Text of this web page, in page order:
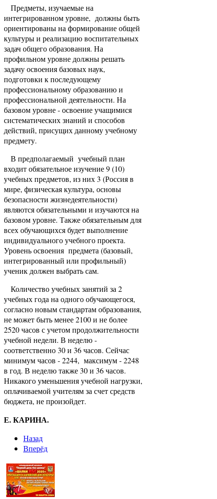
Предметы, изучаемые на
интегрированном уровне, должны быть
ориентированы на формирование общей
культуры и реализацию воспитательных
задач общего образования. На
профильном уровне должны решать
задачу освоения базовых наук,
подготовки к последующему
профессиональному образованию и
профессиональной деятельности. На
базовом уровне - освоение учащимися
систематических знаний и способов
действий, присущих данному учебному
предмету.
В предполагаемый учебный план
входит обязательное изучение 9 (10)
учебных предметов, из них 3 (Россия в
мире, физическая культура, основы
безопасности жизнедеятельности)
являются обязательными и изучаются на
базовом уровне. Также обязательным для
всех обучающихся будет выполнение
индивидуального учебного проекта.
Уровень освоения предмета (базовый,
интегрированный или профильный)
ученик должен выбрать сам.
Количество учебных занятий за 2
учебных года на одного обучающегося,
согласно новым стандартам образования,
не может быть менее 2100 и не более
2520 часов с учетом продолжительности
учебной недели. В неделю -
соответственно 30 и 36 часов. Сейчас
минимум часов - 2244, максимум - 2248
в год. В неделю также 30 и 36 часов.
Никакого уменьшения учебной нагрузки,
оплачиваемой учителям за счет средств
бюджета, не произойдет.
Е. КАРИНА.
Назад
Вперёд